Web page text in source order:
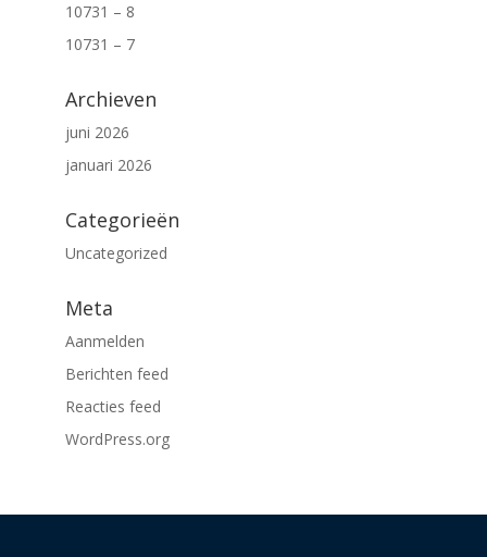
10731 – 8
10731 – 7
Archieven
juni 2026
januari 2026
Categorieën
Uncategorized
Meta
Aanmelden
Berichten feed
Reacties feed
WordPress.org